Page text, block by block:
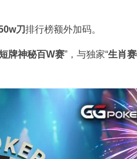
刀排行榜额外加码。
牌神秘百W赛”，与独家“生肖